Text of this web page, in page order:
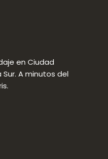
en Ciudad
A minutos del